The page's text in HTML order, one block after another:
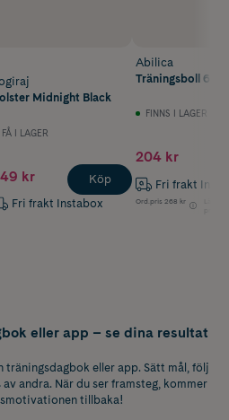
Midnight Black
FÅ I LAGER
kr
Fri frakt Instabox
Köp
Abilica
Träningsboll 65
FINNS I LAGER
204 kr
Fri frakt
Ord.pris 268 kr
eller app – se dina resultat
träningsdagbok eller app. Sätt mål, följ
andra. När du ser framsteg, kommer
tillbaka!